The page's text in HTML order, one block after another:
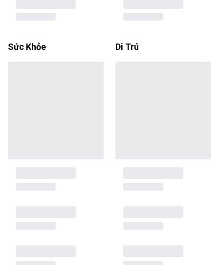
Sức Khỏe Di Trú